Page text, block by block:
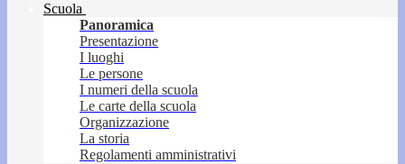
Scuola
Panoramica
Presentazione
I luoghi
Le persone
I numeri della scuola
Le carte della scuola
Organizzazione
La storia
Regolamenti amministrativi